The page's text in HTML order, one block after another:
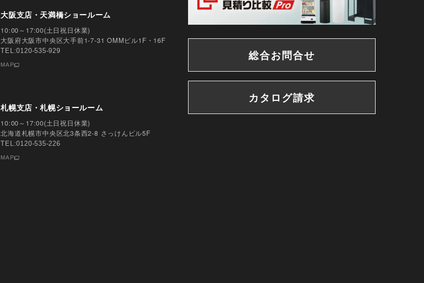
大阪支店・天満橋ショールーム
10:00～17:00(土日祝日休業)
大阪府大阪市中央区大手前1-7-31 OMMビル1F・16F
TEL:0120-535-929
MAP
札幌支店・札幌ショールーム
10:00～17:00(土日祝日休業)
北海道札幌市中央区北3条西2-8 さっけんビル5F
TEL:0120-535-226
MAP
総合お問合せ
カタログ請求